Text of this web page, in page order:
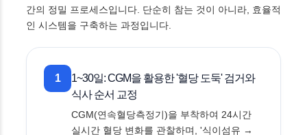
간의 정밀 프로세스입니다. 단순히 참는 것이 아니라, 효율적
인 시스템을 구축하는 과정입니다.
1
1~30일: CGM을 활용한 '혈당 도둑' 검거와
식사 순서 교정
CGM(연속혈당측정기)을 부착하여 24시간
실시간 혈당 변화를 관찰하며, '식이섬유 →